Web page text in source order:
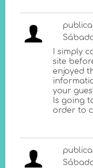
I simply
site
enjoyed
your
Is going
order to